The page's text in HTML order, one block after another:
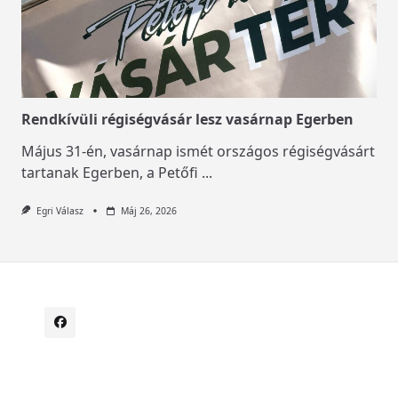
Rendkívüli régiségvásár lesz vasárnap Egerben
Május 31-én, vasárnap ismét országos régiségvásárt
tartanak Egerben, a Petőfi ...
Egri Válasz Máj 26, 2026